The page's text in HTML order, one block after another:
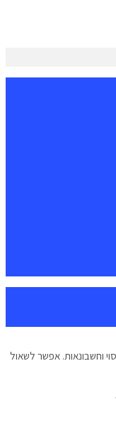
וחשבונאות. אפשר לשאול